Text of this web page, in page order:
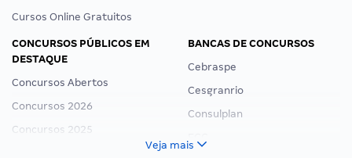
Cursos Online Gratuitos
CONCURSOS PÚBLICOS EM
DESTAQUE
Concursos Abertos
Concursos 2026
Concursos 2025
Concurso Nacional Unificado
BANCAS DE CONCURSOS
Cebraspe
Cesgranrio
Consulplan
Veja mais